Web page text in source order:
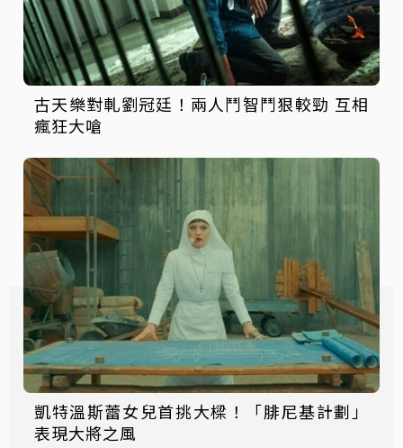
古天樂對軋劉冠廷！兩人鬥智鬥狠較勁 互相
瘋狂大嗆
凱特溫斯蕾女兒首挑大樑！「腓尼基計劃」
表現大將之風